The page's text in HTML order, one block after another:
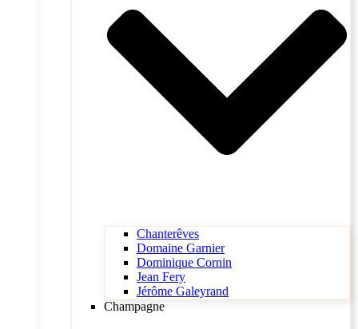
Chanterêves
Domaine Garnier
Dominique Cornin
Jean Fery
Jérôme Galeyrand
Champagne